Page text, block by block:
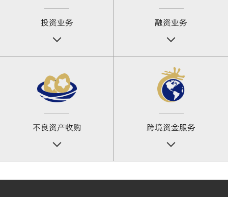
投资业务 融资业务
不良资产收购 跨境资金服务